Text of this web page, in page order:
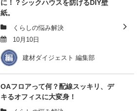
に！？シックハウスを防げるDIY壁
紙。
くらしの悩み解決
10月10日
建材ダイジェスト 編集部
OAフロアって何？配線スッキリ、デ
キるオフィスに大変身！